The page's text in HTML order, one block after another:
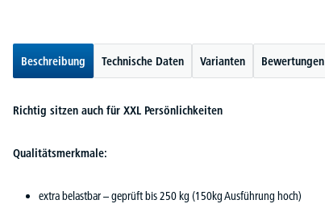
Beschreibung Technische Daten Varianten Bewertungen
Richtig sitzen auch für XXL Persönlichkeiten
Qualitätsmerkmale:
extra belastbar – geprüft bis 250 kg (150kg Ausführung hoch)